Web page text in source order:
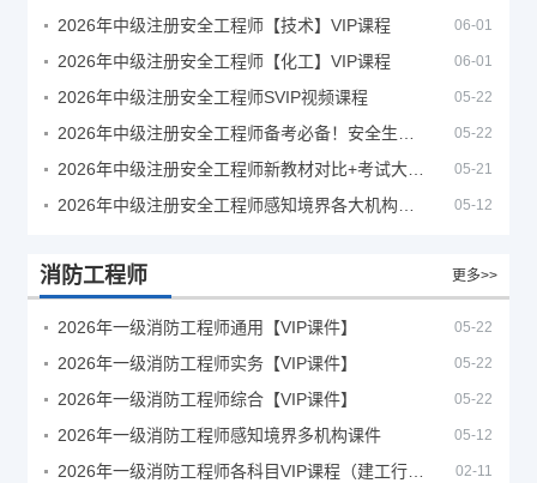
2026年中级注册安全工程师【技术】VIP课程 06-01
2026年中级注册安全工程师【化工】VIP课程 06-01
2026年中级注册安全工程师SVIP视频课程 05-22
05-22
05-21
05-12
消防工程师 更多>>
2026年一级消防工程师通用【VIP课件】 05-22
2026年一级消防工程师实务【VIP课件】 05-22
2026年一级消防工程师综合【VIP课件】 05-22
2026年一级消防工程师感知境界多机构课件 05-12
02-11